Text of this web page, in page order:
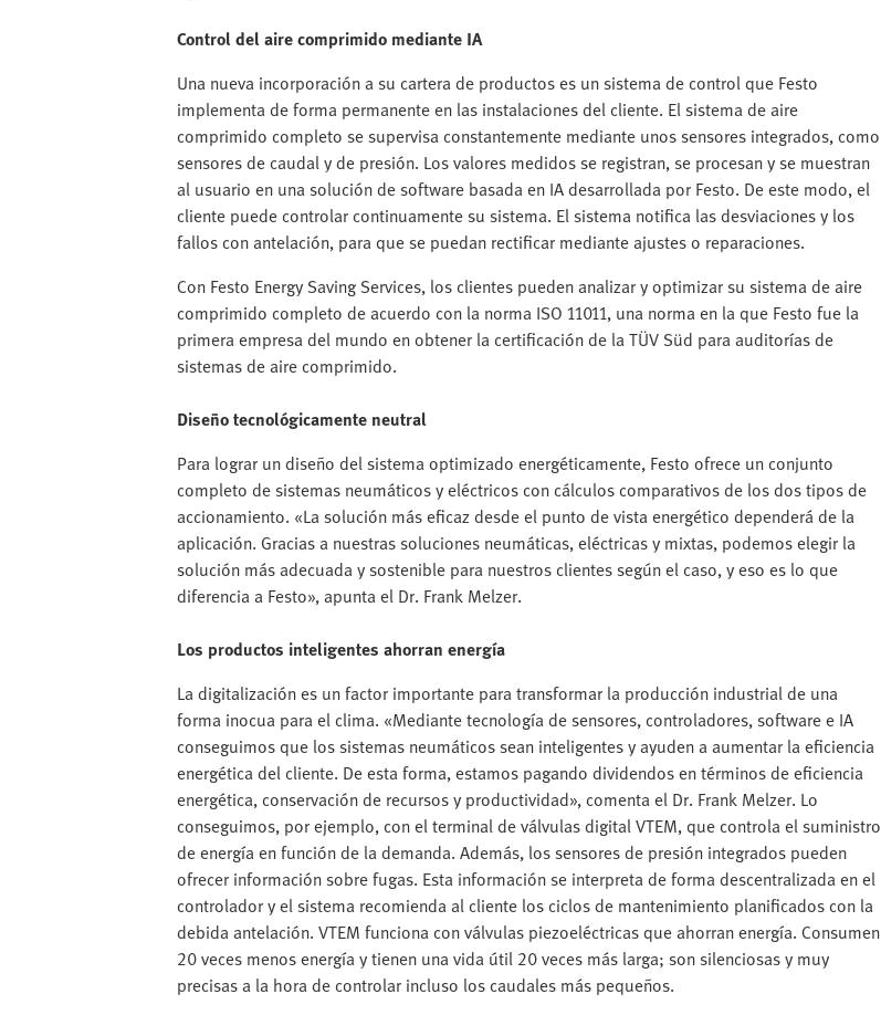
Control del aire comprimido mediante IA
Una nueva incorporación a su cartera de productos es un sistema de control que Festo
implementa de forma permanente en las instalaciones del cliente. El sistema de aire
comprimido completo se supervisa constantemente mediante unos sensores integrados, como
sensores de caudal y de presión. Los valores medidos se registran, se procesan y se muestran
al usuario en una solución de software basada en IA desarrollada por Festo. De este modo, el
cliente puede controlar continuamente su sistema. El sistema notifica las desviaciones y los
fallos con antelación, para que se puedan rectificar mediante ajustes o reparaciones.
Con Festo Energy Saving Services, los clientes pueden analizar y optimizar su sistema de aire
comprimido completo de acuerdo con la norma ISO 11011, una norma en la que Festo fue la
primera empresa del mundo en obtener la certificación de la TÜV Süd para auditorías de
sistemas de aire comprimido.
Diseño tecnológicamente neutral
Para lograr un diseño del sistema optimizado energéticamente, Festo ofrece un conjunto
completo de sistemas neumáticos y eléctricos con cálculos comparativos de los dos tipos de
accionamiento. «La solución más eficaz desde el punto de vista energético dependerá de la
aplicación. Gracias a nuestras soluciones neumáticas, eléctricas y mixtas, podemos elegir la
solución más adecuada y sostenible para nuestros clientes según el caso, y eso es lo que
diferencia a Festo», apunta el Dr. Frank Melzer.
Los productos inteligentes ahorran energía
La digitalización es un factor importante para transformar la producción industrial de una
forma inocua para el clima. «Mediante tecnología de sensores, controladores, software e IA
conseguimos que los sistemas neumáticos sean inteligentes y ayuden a aumentar la eficiencia
energética del cliente. De esta forma, estamos pagando dividendos en términos de eficiencia
energética, conservación de recursos y productividad», comenta el Dr. Frank Melzer. Lo
conseguimos, por ejemplo, con el terminal de válvulas digital VTEM, que controla el suministro
de energía en función de la demanda. Además, los sensores de presión integrados pueden
ofrecer información sobre fugas. Esta información se interpreta de forma descentralizada en el
controlador y el sistema recomienda al cliente los ciclos de mantenimiento planificados con la
debida antelación. VTEM funciona con válvulas piezoeléctricas que ahorran energía. Consumen
20 veces menos energía y tienen una vida útil 20 veces más larga; son silenciosas y muy
precisas a la hora de controlar incluso los caudales más pequeños.